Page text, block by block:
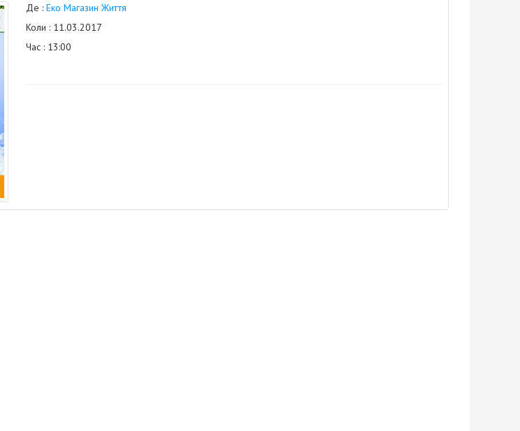
Де : Еко Магазин Життя
Коли : 11.03.2017
Час : 13:00